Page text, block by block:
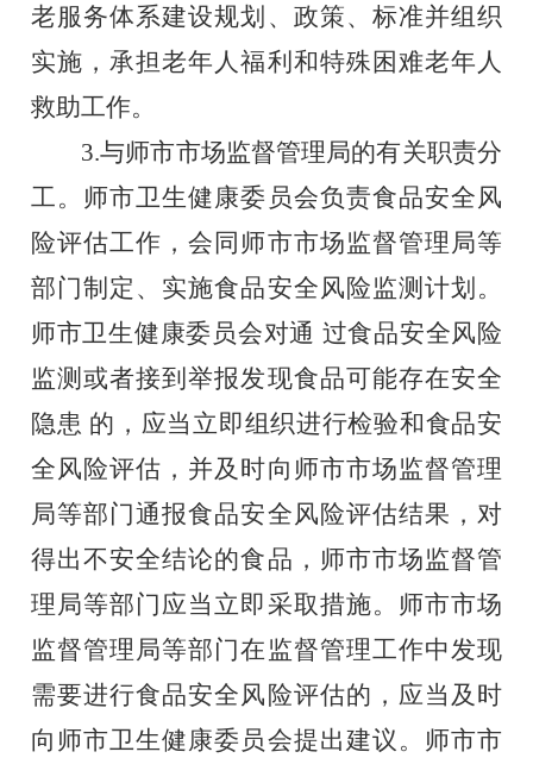
老服务体系建设规划、政策、标准并组织
实施，承担老年人福利和特殊困难老年人
救助工作。
3.与师市市场监督管理局的有关职责分
工。师市卫生健康委员会负责食品安全风
险评估工作，会同师市市场监督管理局等
部门制定、实施食品安全风险监测计划。
师市卫生健康委员会对通 过食品安全风险
监测或者接到举报发现食品可能存在安全
隐患 的，应当立即组织进行检验和食品安
全风险评估，并及时向师市市场监督管理
局等部门通报食品安全风险评估结果，对
得出不安全结论的食品，师市市场监督管
理局等部门应当立即采取措施。师市市场
监督管理局等部门在监督管理工作中发现
需要进行食品安全风险评估的，应当及时
向师市卫生健康委员会提出建议。师市市